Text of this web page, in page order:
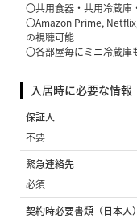
〇共用食器・共用冷蔵
〇Amazon Prime,
の視聴可能
〇各部屋毎にミニ冷蔵庫
入居時に必要な情報
保証人
不要
緊急連絡先
必須
契約時必要書類（日本人）